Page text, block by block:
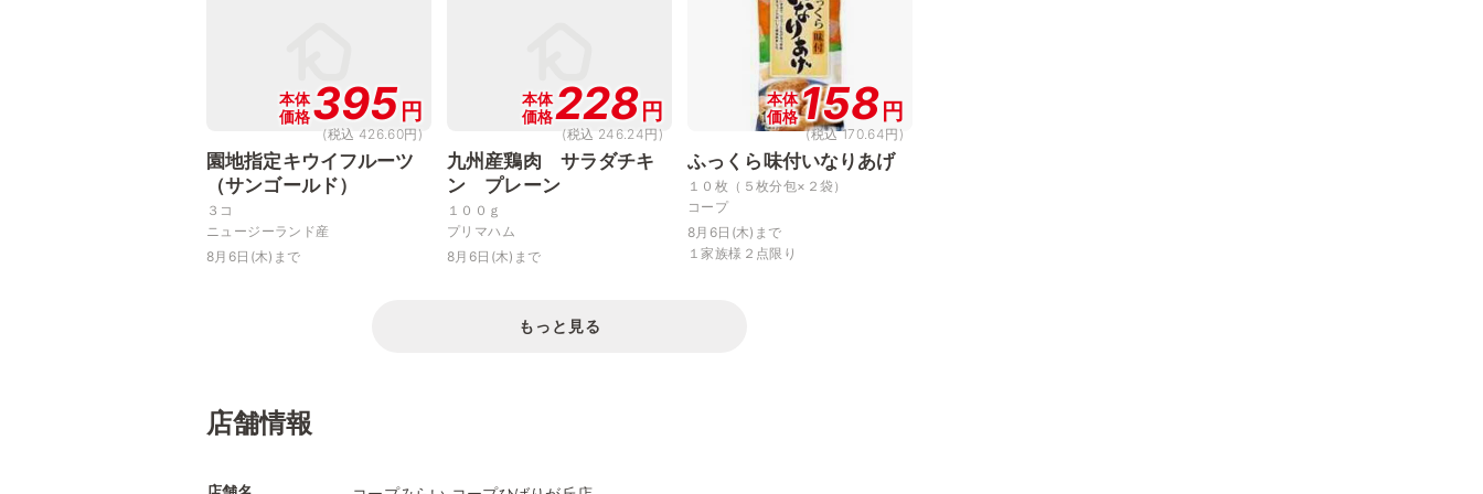
本体
価格395 円
(税込 426.60円)
園地指定キウイフルーツ
（サンゴールド）
３コ
ニュージーランド産
8月6日(木)まで
本体
価格228 円
(税込 246.24円)
九州産鶏肉 サラダチキ
ン プレーン
１００ｇ
プリマハム
8月6日(木)まで
本体
価格158 円
(税込 170.64円)
ふっくら味付いなりあげ
１０枚（５枚分包×２袋）
コープ
8月6日(木)まで
１家族様２点限り
もっと見る
店舗情報